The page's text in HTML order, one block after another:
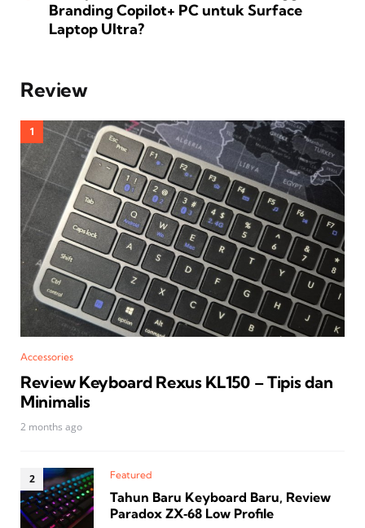
Branding Copilot+ PC untuk Surface
Laptop Ultra?
Review
Accessories
Review Keyboard Rexus KL150 – Tipis dan
Minimalis
2 months ago
Featured
Tahun Baru Keyboard Baru, Review
Paradox ZX‑68 Low Profile